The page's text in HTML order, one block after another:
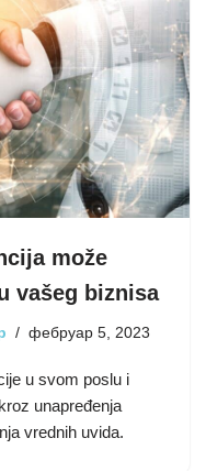
može
vašeg biznisa
фебруар 5, 2023
u svom poslu i
unapređenja
vrednih uvida.